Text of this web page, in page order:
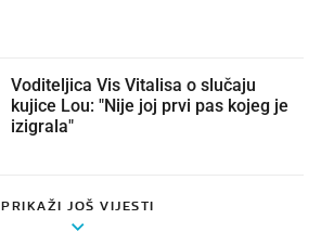
Voditeljica Vis Vitalisa o slučaju
kujice Lou: "Nije joj prvi pas kojeg je
izigrala"
PRIKAŽI JOŠ VIJESTI